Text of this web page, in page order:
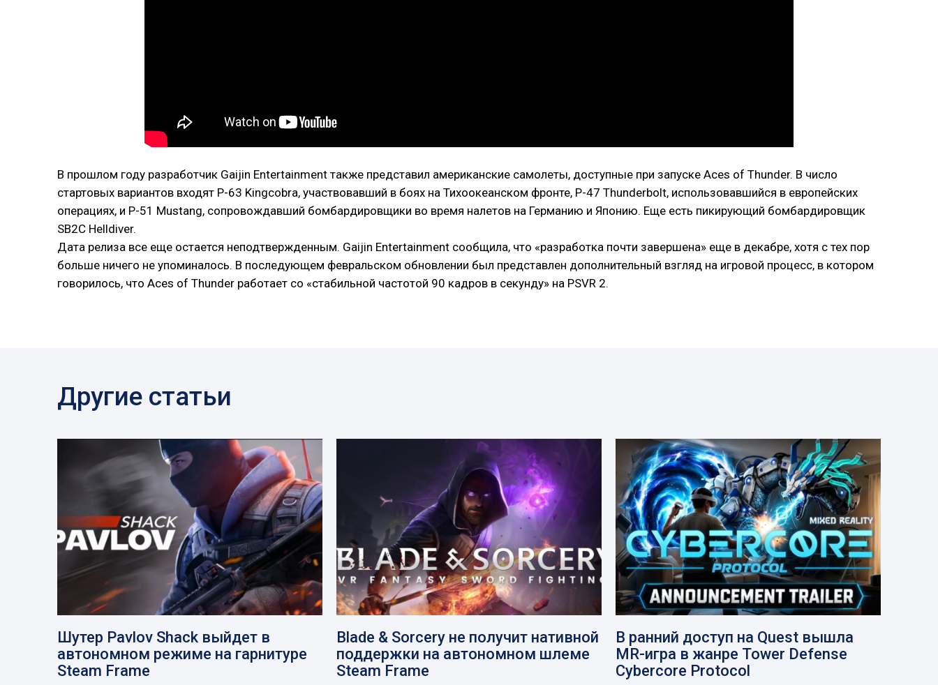
В прошлом году разработчик Gaijin Entertainment также представил американские самолеты, доступные при запуске Aces of Thunder. В число
стартовых вариантов входят P-63 Kingcobra, участвовавший в боях на Тихоокеанском фронте, P-47 Thunderbolt, использовавшийся в европейских
операциях, и P-51 Mustang, сопровождавший бомбардировщики во время налетов на Германию и Японию. Еще есть пикирующий бомбардировщик
SB2C Helldiver.
Дата релиза все еще остается неподтвержденным. Gaijin Entertainment сообщила, что «разработка почти завершена» еще в декабре, хотя с тех пор
больше ничего не упоминалось. В последующем февральском обновлении был представлен дополнительный взгляд на игровой процесс, в котором
говорилось, что Aces of Thunder работает со «стабильной частотой 90 кадров в секунду» на PSVR 2.
Другие статьи
Шутер Pavlov Shack выйдет в
автономном режиме на гарнитуре
Steam Frame
Blade & Sorcery не получит нативной
поддержки на автономном шлеме
Steam Frame
В ранний доступ на Quest вышла
MR-игра в жанре Tower Defense
Cybercore Protocol